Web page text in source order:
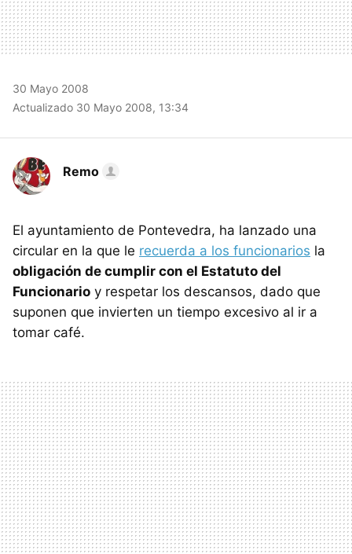
30 Mayo 2008
Actualizado 30 Mayo 2008, 13:34
Remo
El ayuntamiento de Pontevedra, ha lanzado una
circular en la que le recuerda a los funcionarios la
obligación de cumplir con el Estatuto del
Funcionario y respetar los descansos, dado que
suponen que invierten un tiempo excesivo al ir a
tomar café.